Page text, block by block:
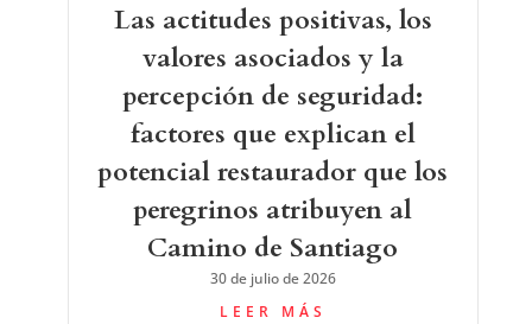
Las actitudes positivas, los
valores asociados y la
percepción de seguridad:
factores que explican el
potencial restaurador que los
peregrinos atribuyen al
Camino de Santiago
30 de julio de 2026
LEER MÁS